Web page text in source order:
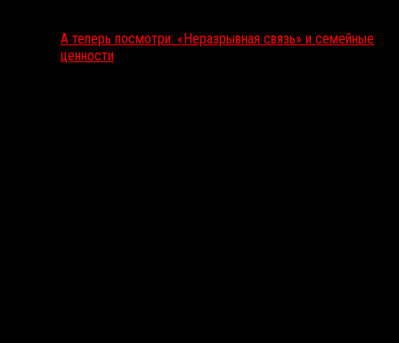
А теперь посмотри: «Неразрывная связь» и семейные
ценности